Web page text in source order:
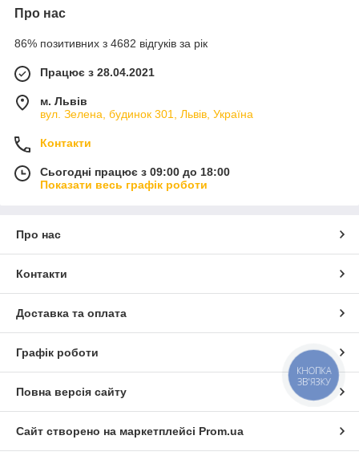
Про нас
86% позитивних з 4682 відгуків за рік
Працює з 28.04.2021
м. Львів
вул. Зелена, будинок 301, Львів, Україна
Контакти
Сьогодні працює з 09:00 до 18:00
Показати весь графік роботи
Про нас
Контакти
Доставка та оплата
Графік роботи
Повна версія сайту
Сайт створено на маркетплейсі Prom.ua
КНОПКА
ЗВ'ЯЗКУ